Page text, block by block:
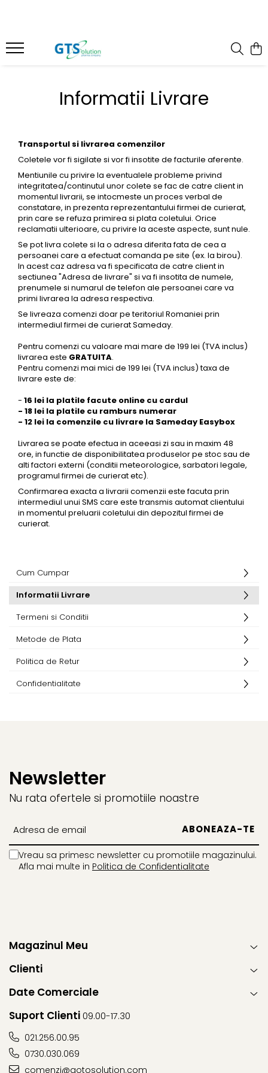
Demachiere si curatare fata
Creme de ochi
Creme de fata
Ingrijire corp - fermitate
Masti pentru fata
Cosmetice barbati
Produse farmaceutice
Sistem respirator
Calitatea vietii
Informatii Livrare
Transportul si livrarea comenzilor
Coletele vor fi sigilate si vor fi insotite de facturile aferente.
Mentiunile cu privire la eventualele probleme privind
integritatea/continutul unor colete se fac de catre client in
momentul livrarii, se intocmeste un proces verbal de
constatare, in prezenta reprezentantului firmei de curierat,
prin care se refuza primirea si plata coletului. Orice
reclamatii ulterioare, cu privire la aceste aspecte, sunt nule.
Se pot livra colete si la o adresa diferita fata de cea a
persoanei care a efectuat comanda pe site (ex. la birou).
In acest caz adresa va fi specificata de catre client in
sectiunea "Adresa de livrare" si va fi insotita de numele,
prenumele si numarul de telefon ale persoanei care va
primi livrarea la adresa respectiva.
Se livreaza comenzi doar pe teritoriul Romaniei prin
intermediul firmei de curierat Sameday.
Pentru comenzi cu valoare mai mare de 199 lei (TVA inclus)
livrarea este GRATUITA.
Pentru comenzi mai mici de 199 lei (TVA inclus) taxa de
livrare este de:
- 16 lei la platile facute online cu cardul
- 18 lei la platile cu ramburs numerar
- 12 lei la comenzile cu livrare la Sameday Easybox
Livrarea se poate efectua in aceeasi zi sau in maxim 48
ore, in functie de disponibilitatea produselor pe stoc sau de
alti factori externi (conditii meteorologice, sarbatori legale,
programul firmei de curierat etc).
Confirmarea exacta a livrarii comenzii este facuta prin
intermediul unui SMS care este transmis automat clientului
in momentul preluarii coletului din depozitul firmei de
curierat.
Cum Cumpar
Informatii Livrare
Termeni si Conditii
Metode de Plata
Politica de Retur
Confidentialitate
Newsletter
Nu rata ofertele si promotiile noastre
Vreau sa primesc newsletter cu promotiile magazinului.
Afla mai multe in Politica de Confidentialitate
Magazinul Meu
Clienti
Date Comerciale
Suport Clienti09.00-17.30
021.256.00.95
0730.030.069
comenzi@gotosolution.com